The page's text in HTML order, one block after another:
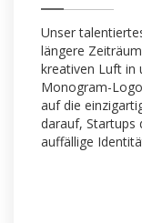
Unser
längere
kreativen Luft in
Monogram-
auf die
darauf, Startups
auffällige